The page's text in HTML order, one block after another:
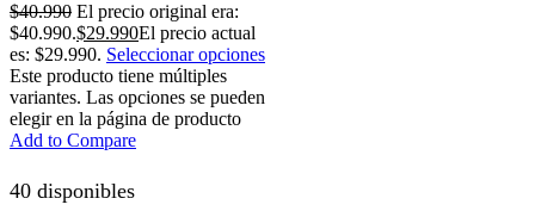
$40.990 El precio original era:
$40.990.$29.990El precio actual
es: $29.990. Seleccionar opciones
Este producto tiene múltiples
variantes. Las opciones se pueden
elegir en la página de producto
Add to Compare
40 disponibles